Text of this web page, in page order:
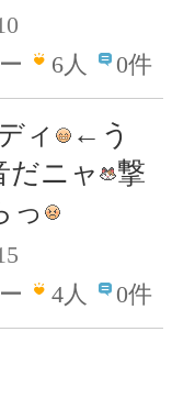
6人 0件
ィ
←う
だニャ
撃
っ
4人 0件